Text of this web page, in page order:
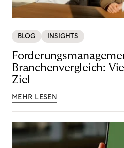
BLOG INSIGHTS
Branchenvergleich:
Ziel
MEHR LESEN